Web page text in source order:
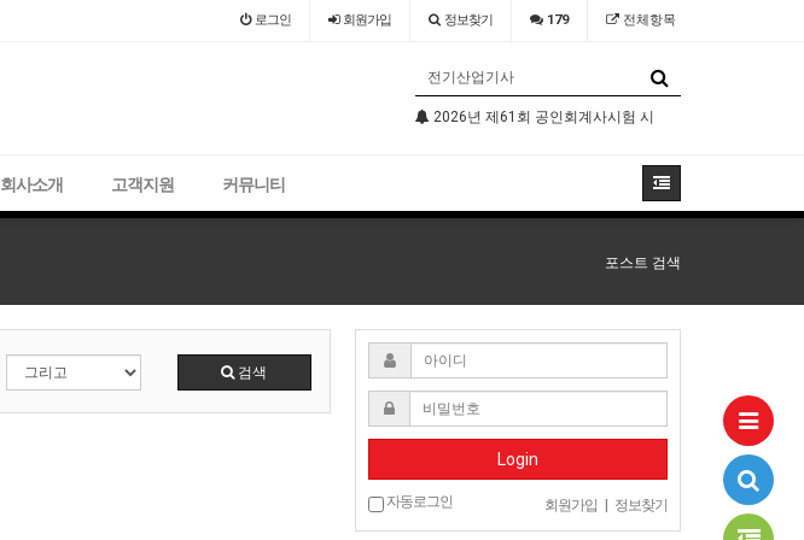
로그인 회원가입 정보찾기 179 전체항목
2026년 제61회 공인회계사시험 시행공고
회사소개 고객지원 커뮤니티
포스트 검색
검색
Login
자동로그인 회원가입 | 정보찾기